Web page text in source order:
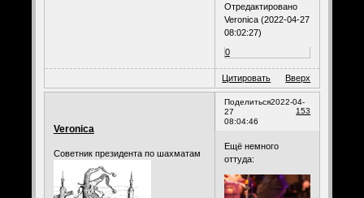
Отредактировано
Veronica (2022-04-27
08:02:27)
0
Цитировать Вверх
Поделиться
153
2022-04-
27
08:04:46
Veronica
Советник президента по шахматам
Ещё немного
оттуда: